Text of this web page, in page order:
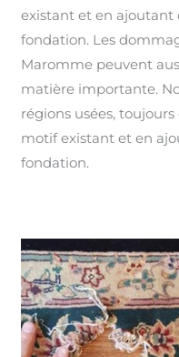
existant et en
fondation. Les
Maromme peuvent
matière importante.
régions usées,
motif existant et en
fondation.